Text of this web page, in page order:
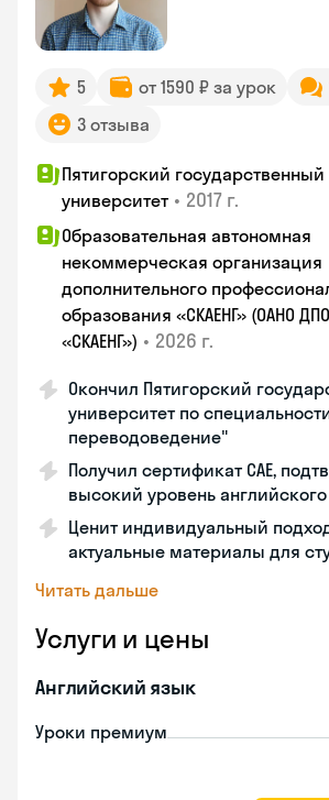
5 от 1590 ₽ за урок
3 отзыва
Пятигорский государственный
университет • 2017 г.
Образовательная автономная
некоммерческая организация
дополнительного
образования «СКАЕНГ» (ОАНО ДПО
«СКАЕНГ») • 2026 г.
Окончил Пятигорский
университет по
переводоведение"
Получил сертификат CAE,
высокий уровень английского
Ценит индивидуальный
актуальные материалы для
Читать дальше
Услуги и цены
Английский язык
Уроки премиум